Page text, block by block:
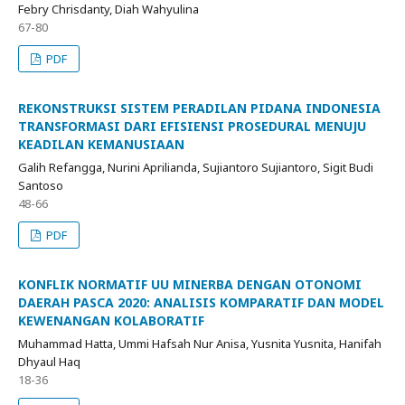
Febry Chrisdanty, Diah Wahyulina
67-80
PDF
REKONSTRUKSI SISTEM PERADILAN PIDANA INDONESIA
TRANSFORMASI DARI EFISIENSI PROSEDURAL MENUJU
KEADILAN KEMANUSIAAN
Galih Refangga, Nurini Aprilianda, Sujiantoro Sujiantoro, Sigit Budi
Santoso
48-66
PDF
KONFLIK NORMATIF UU MINERBA DENGAN OTONOMI
DAERAH PASCA 2020: ANALISIS KOMPARATIF DAN MODEL
KEWENANGAN KOLABORATIF
Muhammad Hatta, Ummi Hafsah Nur Anisa, Yusnita Yusnita, Hanifah
Dhyaul Haq
18-36